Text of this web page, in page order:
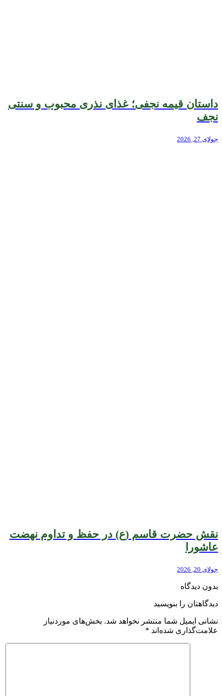
داستان قیمه نجفی؛ غذای نذری محبوب و سنتی
نجف
جولای 27, 2026
نقش حضرت قاسم (ع) در حفظ و تداوم نهضت
عاشورا
جولای 20, 2026
بدون دیدگاه
دیدگاهتان را بنویسید
نشانی ایمیل شما منتشر نخواهد شد. بخش‌های موردنیاز
علامت‌گذاری شده‌اند *